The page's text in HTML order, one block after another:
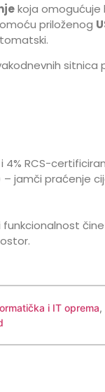
koja omogućuje
priloženog
sitnica
4% RCS-
jamči praćenje
i IT oprema,